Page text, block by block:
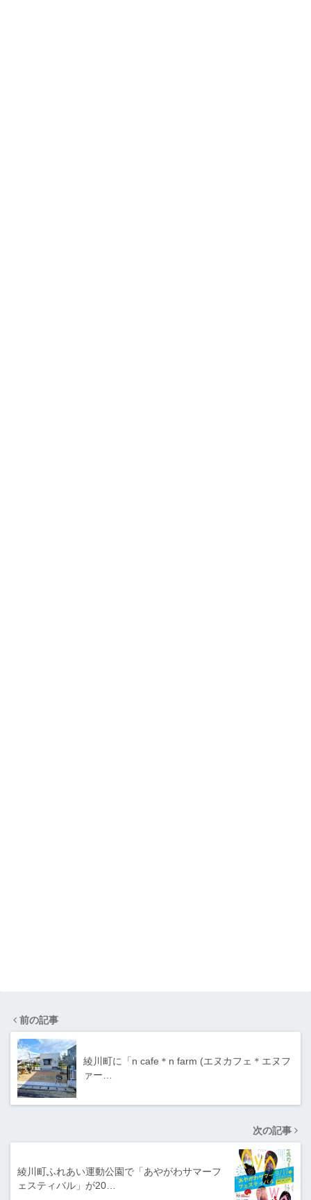
前の記事
綾川町に「n cafe＊n farm (エヌカフェ＊エヌフ
ァー…
次の記事
綾川町ふれあい運動公園で「あやがわサマーフ
ェスティバル」が20…